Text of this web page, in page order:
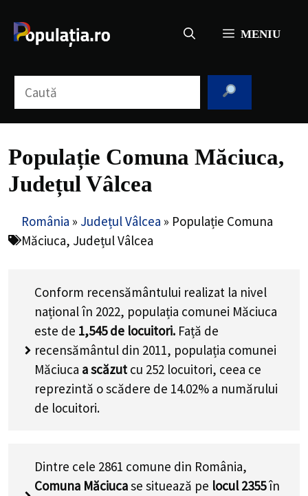
conținut
MENIU
Populație Comuna Măciuca,
Județul Vâlcea
România » Județul Vâlcea » Populație Comuna
Măciuca, Județul Vâlcea
Conform recensământului realizat la nivel
național în 2022, populația comunei Măciuca
este de 1,545de locuitori. Față de
recensământul din 2011, populația comunei
Măciuca a scăzut cu 252 locuitori, ceea ce
reprezintă o scădere de 14.02% a numărului
de locuitori.
Dintre cele 2861 comune din România,
Comuna Măciucase situează pe locul 2355în